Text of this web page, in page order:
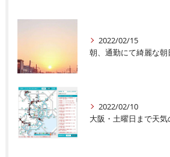
2022/02/15
2022/02/10